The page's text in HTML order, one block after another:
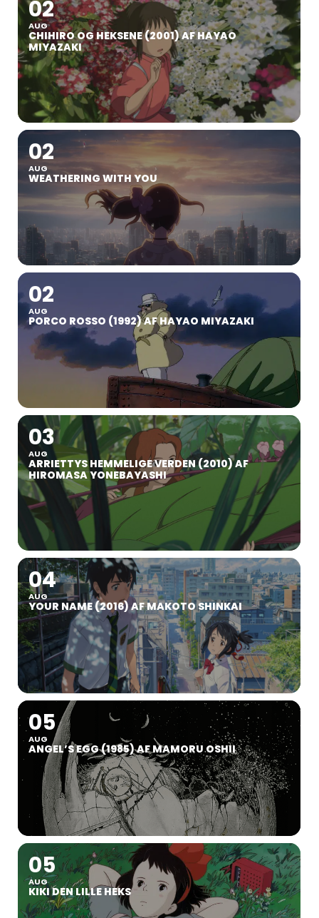
02
AUG
CHIHIRO OG HEKSENE (2001) AF HAYAO
MIYAZAKI
02
AUG
WEATHERING WITH YOU
02
AUG
PORCO ROSSO (1992) AF HAYAO MIYAZAKI
03
AUG
ARRIETTYS HEMMELIGE VERDEN (2010) AF
HIROMASA YONEBAYASHI
04
AUG
YOUR NAME (2016) AF MAKOTO SHINKAI
05
AUG
ANGEL’S EGG (1985) AF MAMORU OSHII
05
AUG
KIKI DEN LILLE HEKS